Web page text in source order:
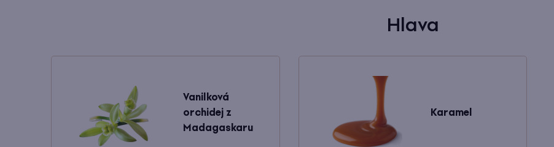
Hlava
Vanilková
orchidej z
Madagaskaru
Karamel